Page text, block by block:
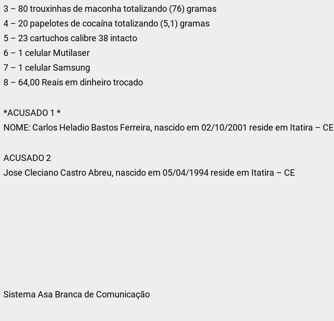
3 – 80 trouxinhas de maconha totalizando (76) gramas
4 – 20 papelotes de cocaína totalizando (5,1) gramas
5 – 23 cartuchos calibre 38 intacto
6 – 1 celular Mutilaser
7 – 1 celular Samsung
8 – 64,00 Reais em dinheiro trocado
*ACUSADO 1 *
NOME: Carlos Heladio Bastos Ferreira, nascido em 02/10/2001 reside em Itatira – CE
ACUSADO 2
Jose Cleciano Castro Abreu, nascido em 05/04/1994 reside em Itatira – CE
Sistema Asa Branca de Comunicação